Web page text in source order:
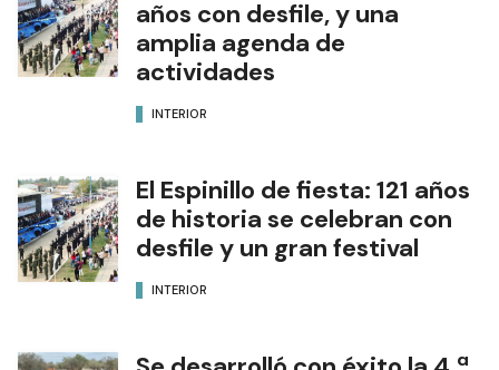
años con desfile, y una
amplia agenda de
actividades
INTERIOR
El Espinillo de fiesta: 121 años
de historia se celebran con
desfile y un gran festival
INTERIOR